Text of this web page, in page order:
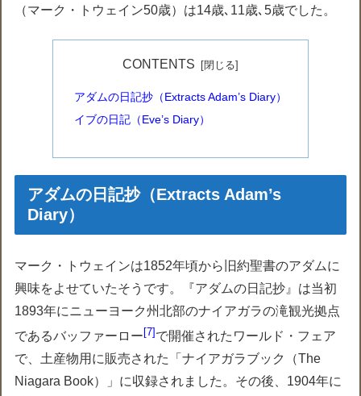
（マーク・トウェイン50歳）は14歳､11歳､5歳でした。
CONTENTS
アダムの日記抄（Extracts Adam’s Diary）
イブの日記（Eve’s Diary）
アダムの日記抄（Extracts Adam’s
Diary）
マーク・トウェインは1852年頃から旧約聖書のアダムに
興味をよせていたそうです。『アダムの日記抄』は当初
1893年にニューヨーク州北部のナイアガラの滝観光拠点
であるバッファーロー 7 で開催されたワールド・フェア
で、土産物用に販売された「ナイアガラブック（The
Niagara Book）」に収録されました。その後、1904年に